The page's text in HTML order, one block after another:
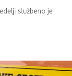
službeno je